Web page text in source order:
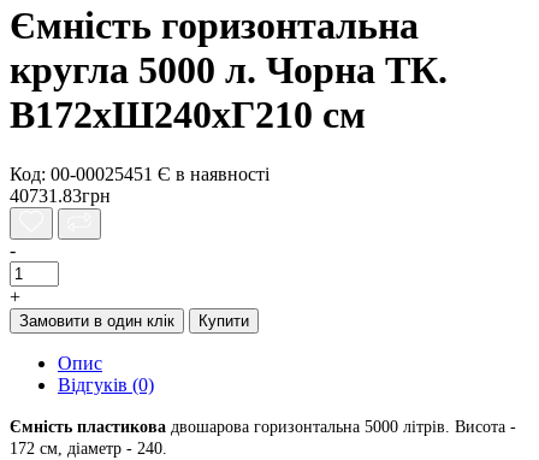
Ємність горизонтальна
кругла 5000 л. Чорна ТК.
В172хШ240хГ210 см
Код: 00-00025451 Є в наявності
40731.83грн
-
+
Замовити в один клік Купити
Опис
Відгуків (0)
Ємність пластикова двошарова горизонтальна 5000 літрів. Висота -
172 см, діаметр - 240.